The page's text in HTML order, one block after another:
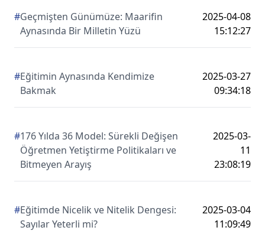
#Geçmişten Günümüze: Maarifin
Aynasında Bir Milletin Yüzü
2025-04-08
15:12:27
#Eğitimin Aynasında Kendimize
Bakmak
2025-03-27
09:34:18
#176 Yılda 36 Model: Sürekli Değişen
Öğretmen Yetiştirme Politikaları ve
Bitmeyen Arayış
2025-03-
11
23:08:19
#Eğitimde Nicelik ve Nitelik Dengesi:
Sayılar Yeterli mi?
2025-03-04
11:09:49